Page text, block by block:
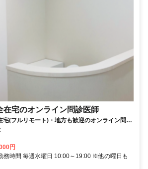
在宅のオンライン問診医師
宅(フルリモート)・地方も歓迎のオンライン問診
円
務時間 毎週水曜日 10:00～19:00 ※他の曜日も